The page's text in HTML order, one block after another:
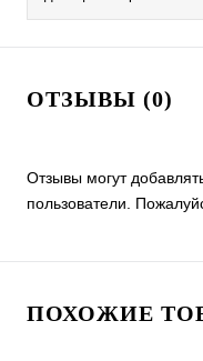
ОТЗЫВЫ (0)
Отзывы могут
пользователи.
ПОХОЖИЕ